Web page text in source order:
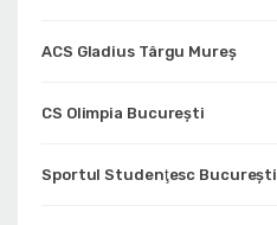
ACS Gladius Târgu Mureș
CS Olimpia București
Sportul Studenţesc Bucureşti